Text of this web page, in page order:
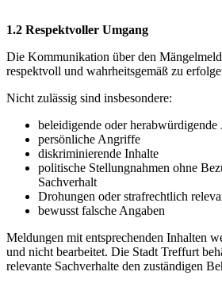
1.2 Respektvoller Umgang
Die Kommunikation über den
respektvoll und wahrheitsgemäß zu
Nicht zulässig sind insbesondere:
beleidigende oder herabwürdigende
persönliche Angriffe
diskriminierende Inhalte
politische Stellungnahmen ohne
Sachverhalt
Drohungen oder strafrechtlich
bewusst falsche Angaben
Meldungen mit entsprechenden Inhalten
und nicht bearbeitet. Die Stadt Treffurt
relevante Sachverhalte den zuständigen